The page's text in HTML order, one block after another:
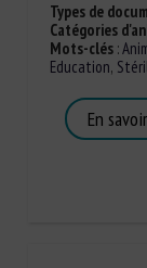
Types de
Catégories
Mots-clés:
Education,
En